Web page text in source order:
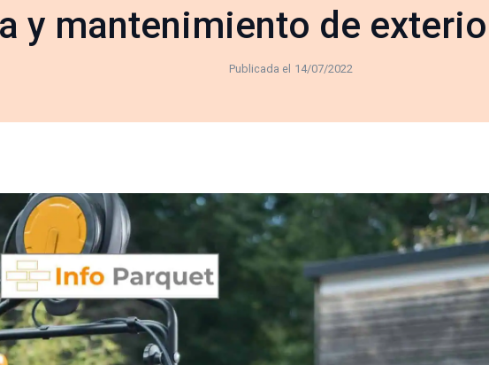
y mantenimiento de
Publicada el 14/07/2022